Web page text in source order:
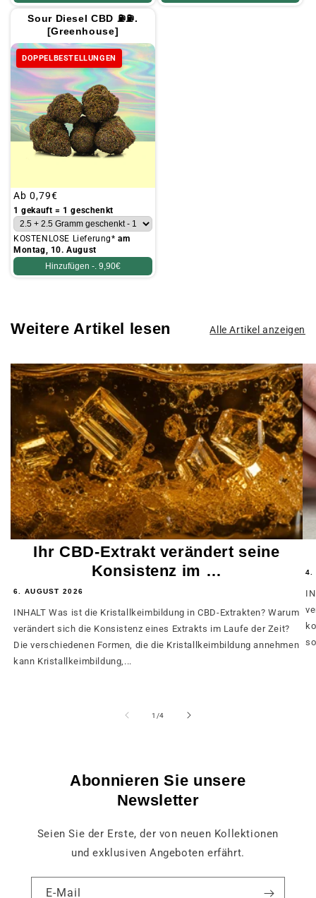
Sour Diesel CBD ⛽⛽.
[Greenhouse]
DOPPELBESTELLUNGEN
Üblicher
Preis
Ab 0,79€
1 gekauft = 1 geschenkt
KOSTENLOSE Lieferung*am
Montag, 10. August
Hinzufügen -. 9,90€
Weitere Artikel lesen Alle Artikel anzeigen
Ihr CBD-Extrakt verändert seine
Konsistenz im …
6. AUGUST 2026
INHALT Was ist die Kristallkeimbildung in CBD-Extrakten? Warum
verändert sich die Konsistenz eines Extrakts im Laufe der Zeit?
Die verschiedenen Formen, die die Kristallkeimbildung annehmen
kann Kristallkeimbildung,...
4.
1 /von
4
Abonnieren Sie unsere
Newsletter
Seien Sie der Erste, der von neuen Kollektionen
und exklusiven Angeboten erfährt.
E-Mail